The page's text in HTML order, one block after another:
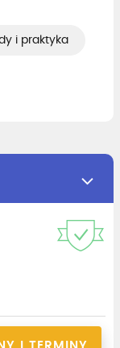
i praktyka